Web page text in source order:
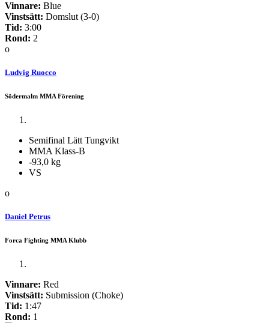
Vinnare: Blue
Vinstsätt: Domslut (3-0)
Tid: 3:00
Rond: 2
o
Ludvig Ruocco
Södermalm MMA Förening
Semifinal Lätt Tungvikt
MMA Klass-B
-93,0 kg
VS
o
Daniel Petrus
Forca Fighting MMA Klubb
Vinnare: Red
Vinstsätt: Submission (Choke)
Tid: 1:47
Rond: 1